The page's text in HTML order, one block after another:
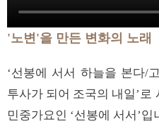
'노변'을 만든 변화의 노래
‘선봉에 서서 하늘을 본다/
투사가 되어 조국의 내일’로
민중가요인 ‘선봉에 서서’